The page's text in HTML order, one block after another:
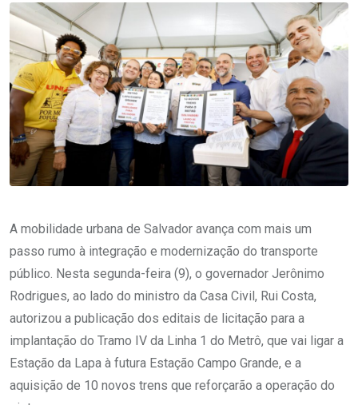
A mobilidade urbana de Salvador avança com mais um
passo rumo à integração e modernização do transporte
público. Nesta segunda-feira (9), o governador Jerônimo
Rodrigues, ao lado do ministro da Casa Civil, Rui Costa,
autorizou a publicação dos editais de licitação para a
implantação do Tramo IV da Linha 1 do Metrô, que vai ligar a
Estação da Lapa à futura Estação Campo Grande, e a
aquisição de 10 novos trens que reforçarão a operação do